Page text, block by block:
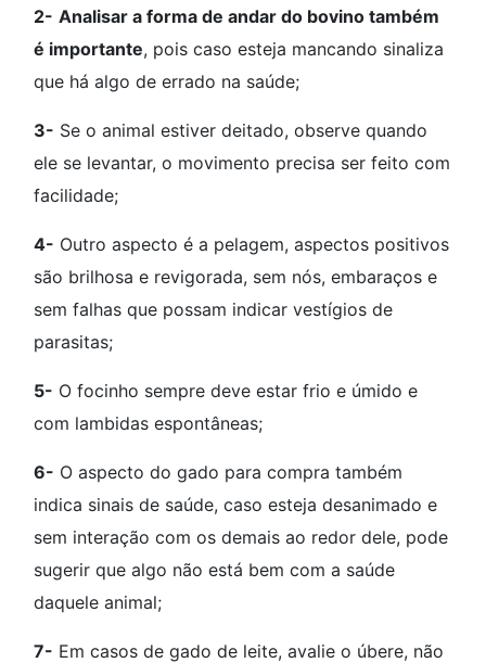
2- Analisar a forma de andar do bovino também
é importante, pois caso esteja mancando sinaliza
que há algo de errado na saúde;
3- Se o animal estiver deitado, observe quando
ele se levantar, o movimento precisa ser feito com
facilidade;
4- Outro aspecto é a pelagem, aspectos positivos
são brilhosa e revigorada, sem nós, embaraços e
sem falhas que possam indicar vestígios de
parasitas;
5- O focinho sempre deve estar frio e úmido e
com lambidas espontâneas;
6- O aspecto do gado para compra também
indica sinais de saúde, caso esteja desanimado e
sem interação com os demais ao redor dele, pode
sugerir que algo não está bem com a saúde
daquele animal;
7- Em casos de gado de leite, avalie o úbere, não